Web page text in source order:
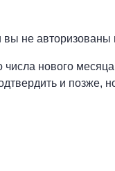
не авторизованы
нового
и позже,